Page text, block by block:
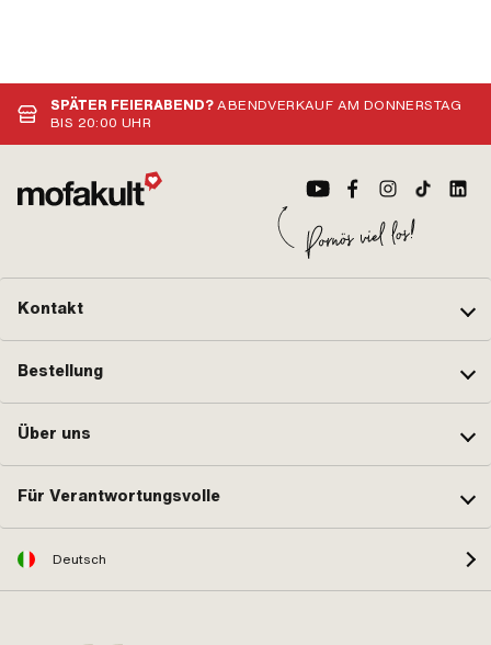
SPÄTER FEIERABEND?ABENDVERKAUF AM DONNERSTAG
BIS 20:00 UHR
Kontakt
Bestellung
Über uns
Für Verantwortungsvolle
Deutsch